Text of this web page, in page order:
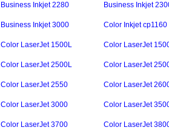
Business Inkjet 2280 Business Inkjet
Business Inkjet 3000 Color Inkjet cp1160
Color LaserJet 1500L Color LaserJet
Color LaserJet 2500L Color LaserJet
Color LaserJet 2550 Color LaserJet
Color LaserJet 3000 Color LaserJet
Color LaserJet 3700 Color LaserJet